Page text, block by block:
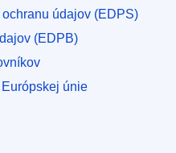
údajov (EDPS)
(EDPB)
únie